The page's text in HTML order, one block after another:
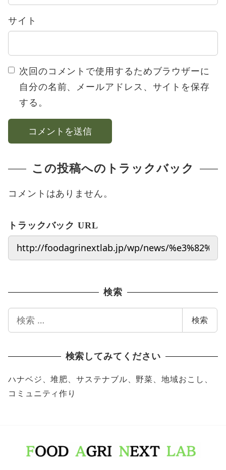
サイト
次回のコメントで使用するためブラウザーに
自分の名前、メールアドレス、サイトを保存
する。
この投稿へのトラックバック
コメントはありません。
トラックバック URL
検索
索
検索
検索してみてください
ハナベジ、堆肥、サステナブル、野菜、地域おこし、
コミュニティ作り